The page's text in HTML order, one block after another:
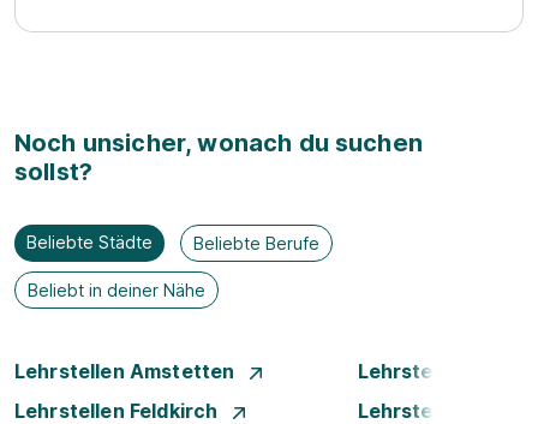
Noch unsicher, wonach du suchen
sollst?
Beliebte Städte Beliebte Berufe
Beliebt in deiner Nähe
Lehrstellen Amstetten
Lehrstellen
Lehrstellen Feldkirch
Lehrstellen Graz